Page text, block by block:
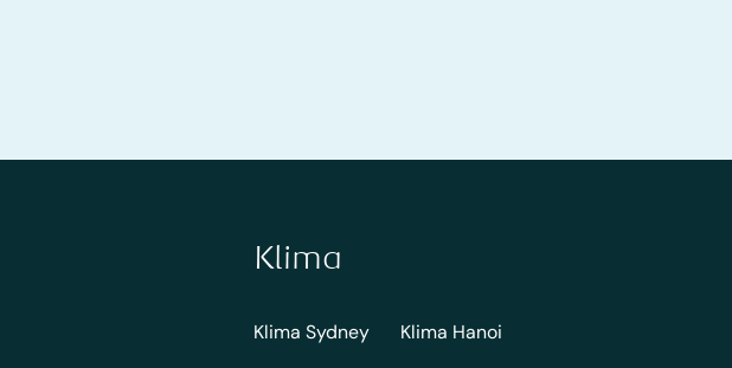
Klima
Klima Sydney Klima Hanoi